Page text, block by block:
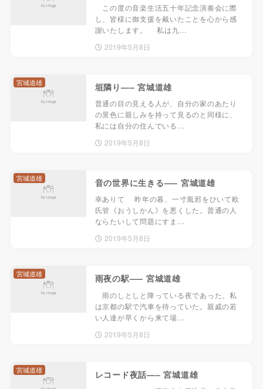
この度の音楽生活五十年記念演奏会に際
し、皆様に御支援を戴いたことを心から感
謝いたします。 私は九…
2019年5月8日
垣隣り—– 宮城道雄
普通の目の見える人が、自分の家のあたり
の景色に親しみを持って見るのと同様に、
私には自分の住んでいる…
2019年5月8日
宮城道雄
音の世界に生きる—– 宮城道雄
幸ありて 昨年の暮、一寸風邪をひいて欧
氏管《おうしかん》を悪くした。普通の人
ならたいして問題にすま…
2019年5月8日
宮城道雄
雨夜の駅—– 宮城道雄
雨のしとしと降っている夜であった。私
は京都の駅で汽車を待っていた。親戚の若
い人達が早くから来て場…
2019年5月8日
宮城道雄
レコード夜話—– 宮城道雄
宮城道雄